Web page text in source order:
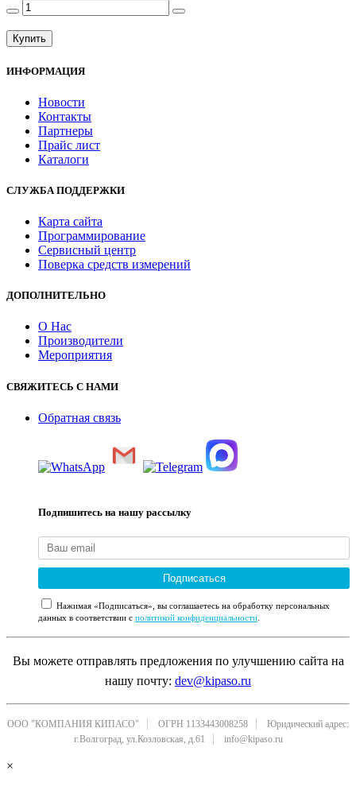
Купить
ИНФОРМАЦИЯ
Новости
Контакты
Партнеры
Прайс лист
Каталоги
СЛУЖБА ПОДДЕРЖКИ
Карта сайта
Программирование
Сервисный центр
Поверка средств измерений
ДОПОЛНИТЕЛЬНО
О Нас
Производители
Мероприятия
СВЯЖИТЕСЬ С НАМИ
Обратная связь
Подпишитесь на нашу рассылку
Подписаться
Нажимая «Подписаться», вы соглашаетесь на обработку персональных
данных в соответствии с политикой конфиденциальности
Вы можете отправлять предложения по улучшению сайта на
нашу почту: dev@kipaso.ru
ООО "КОМПАНИЯ КИПАСО" ОГРН 1133443008258
Юридический адрес:
г.Волгоград, ул.Козловская, д.61
info@kipaso.ru
×